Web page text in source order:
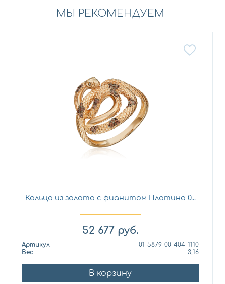
МЫ РЕКОМЕНДУЕМ
Кольцо из золота с фианитом Платина 0...
52 677 руб.
Артикул
01-5879-00-404-1110
Вес
3,16
В корзину